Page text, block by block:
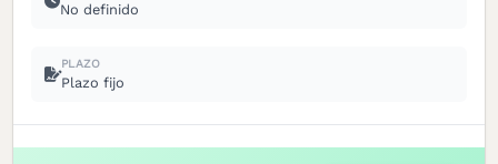
No definido
PLAZO
Plazo fijo